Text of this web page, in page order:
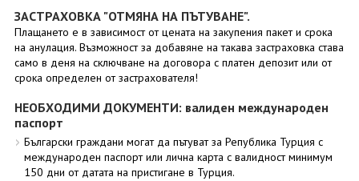
ЗАСТРАХОВКА "ОТМЯНА НА ПЪТУВАНЕ".
Плащането е в зависимост от цената на закупения пакет и срока
на анулация. Възможност за добавяне на такава застраховка става
само в деня на сключване на договора с платен депозит или от
срока определен от застрахователя!
НЕОБХОДИМИ ДОКУМЕНТИ: валиден международен
паспорт
Български граждани могат да пътуват за Република Турция с
международен паспорт или лична карта с валидност минимум
150 дни от датата на пристигане в Турция.